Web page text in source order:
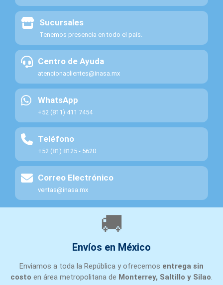
Sucursales
Tenemos presencia en todo el país.
Centro de Ayuda
atencionaclientes@inasa.mx
WhatsApp
+52 (811) 411 7454
Teléfono
+52 (81) 8125 - 5620
Correo Electrónico
ventas@inasa.mx
🚚
Envíos en México
Enviamos a toda la República y ofrecemos entrega sin
costo en área metropolitana de Monterrey, Saltillo y Silao